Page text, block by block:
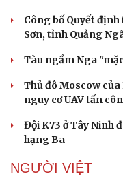
Công bố Quyết
Sơn, tỉnh Quảng
Tàu ngầm Nga
Thủ đô Moscow
nguy cơ UAV tấn
Đội K73 ở Tây Ninh
hạng Ba
NGƯỜI VIỆT